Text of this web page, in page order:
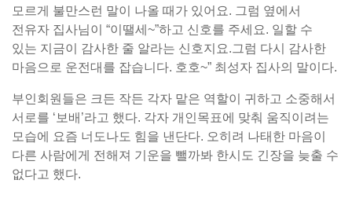
모르게 불만스런 말이 나올 때가 있어요. 그럼 옆에서
전유자 집사님이 “이땔세~”하고 신호를 주세요. 일할 수
있는 지금이 감사한 줄 알라는 신호지요.그럼 다시 감사한
마음으로 운전대를 잡습니다. 호호~” 최성자 집사의 말이다.
부인회원들은 크든 작든 각자 맡은 역할이 귀하고 소중해서
서로를 ‘보배’라고 했다. 각자 개인목표에 맞춰 움직이려는
모습에 요즘 너도나도 힘을 낸단다. 오히려 나태한 마음이
다른 사람에게 전해져 기운을 뺄까봐 한시도 긴장을 늦출 수
없다고 했다.